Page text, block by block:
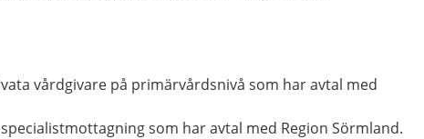
vårdgivare på primärvårdsnivå som har avtal med
som har avtal med Region Sörmland.